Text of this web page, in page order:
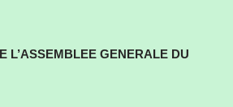
L’ASSEMBLEE GENERALE DU